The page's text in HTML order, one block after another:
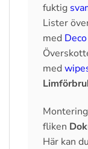
fuktig
Lister
med
med
fliken
Här kan